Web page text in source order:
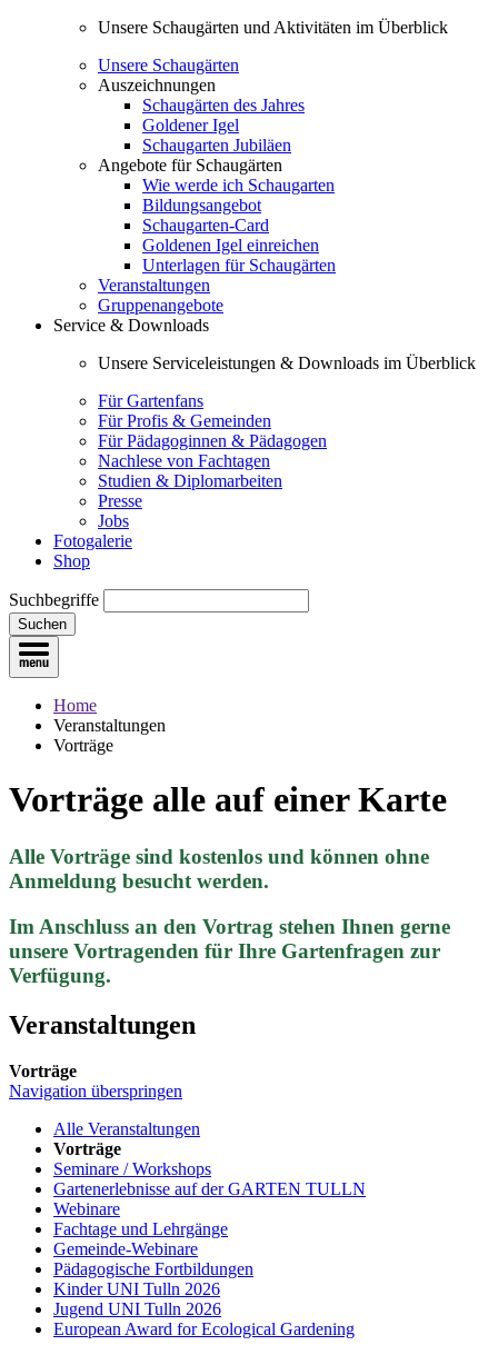
Unsere Schaugärten und Aktivitäten im Überblick
Unsere Schaugärten
Auszeichnungen
Schaugärten des Jahres
Goldener Igel
Schaugarten Jubiläen
Angebote für Schaugärten
Wie werde ich Schaugarten
Bildungsangebot
Schaugarten-Card
Goldenen Igel einreichen
Unterlagen für Schaugärten
Veranstaltungen
Gruppenangebote
Service & Downloads
Unsere Serviceleistungen & Downloads im Überblick
Für Gartenfans
Für Profis & Gemeinden
Für Pädagoginnen & Pädagogen
Nachlese von Fachtagen
Studien & Diplomarbeiten
Presse
Jobs
Fotogalerie
Shop
Suchbegriffe
Suchen
Home
Veranstaltungen
Vorträge
Vorträge alle auf einer Karte
Alle Vorträge sind kostenlos und können ohne
Anmeldung besucht werden.
Im Anschluss an den Vortrag stehen Ihnen gerne
unsere Vortragenden für Ihre Gartenfragen zur
Verfügung.
Veranstaltungen
Vorträge
Navigation überspringen
Alle Veranstaltungen
Vorträge
Seminare / Workshops
Gartenerlebnisse auf der GARTEN TULLN
Webinare
Fachtage und Lehrgänge
Gemeinde-Webinare
Pädagogische Fortbildungen
Kinder UNI Tulln 2026
Jugend UNI Tulln 2026
European Award for Ecological Gardening